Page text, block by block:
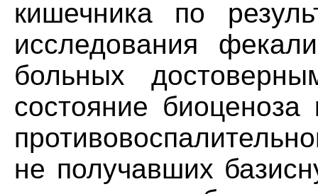
кишечника по
исследования
больных
состояние
не получавших